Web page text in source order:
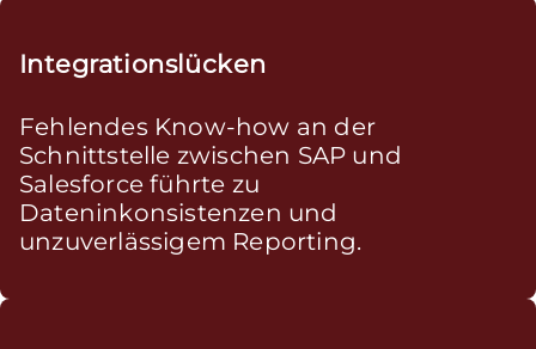
Integrationslücken
Fehlendes Know-how an der
Schnittstelle zwischen SAP und
Salesforce führte zu
Dateninkonsistenzen und
unzuverlässigem Reporting.